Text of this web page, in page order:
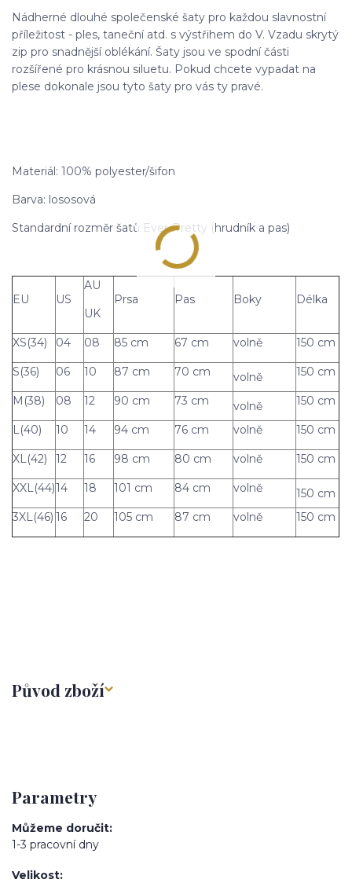
Nádherné dlouhé společenské šaty pro každou slavnostní
příležitost - ples, taneční atd. s výstřihem do V. Vzadu skrytý
zip pro snadnější oblékání. Šaty jsou ve spodní části
rozšířené pro krásnou siluetu. Pokud chcete vypadat na
plese dokonale jsou tyto šaty pro vás ty pravé.
Materiál: 100% polyester/šifon
Barva: lososová
Standardní rozměr šatů Ever-Pretty (hrudník a pas)
EU US
AU
UK
Prsa Pas Boky Délka
XS(34) 04 08 85 cm 67 cm volně 150 cm
S(36) 06 10 87 cm 70 cm volně 150 cm
M(38) 08 12 90 cm 73 cm volně 150 cm
L(40) 10 14 94 cm 76 cm volně 150 cm
XL(42) 12 16 98 cm 80 cm volně 150 cm
XXL(44)14 18 101 cm 84 cm volně
150 cm
3XL(46) 16 20 105 cm 87 cm volně 150 cm
Původ zboží
Parametry
Můžeme doručit
1-3 pracovní dny
Velikost